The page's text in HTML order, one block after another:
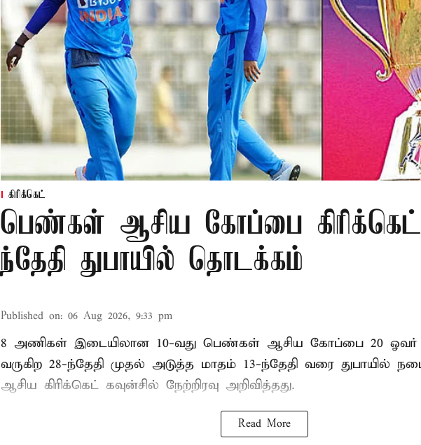
கிரிக்கெட்
பெண்கள் ஆசிய கோப்பை
ந்தேதி துபாயில் தொடக்கம்
Published on: 06 Aug 2026, 9:33 pm
8 அணிகள் இடையிலான 10-வது பெண்கள் ஆசிய கோப்பை 20 ஓவர்
வருகிற 28-ந்தேதி முதல் அடுத்த மாதம் 13-ந்தேதி வரை துபாயில்
ஆசிய கிரிக்கெட் கவுன்சில் நேற்றிரவு அறிவித்தது.
Read More